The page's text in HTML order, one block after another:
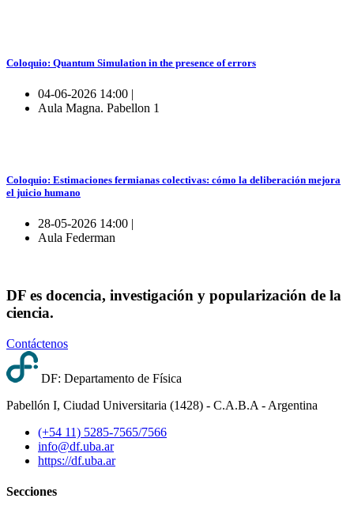
Coloquio: Quantum Simulation in the presence of errors
04-06-2026 14:00 |
Aula Magna. Pabellon 1
Coloquio: Estimaciones fermianas colectivas: cómo la deliberación mejora
el juicio humano
28-05-2026 14:00 |
Aula Federman
DF es docencia, investigación y popularización de la
ciencia.
Contáctenos
DF: Departamento de Física
Pabellón I, Ciudad Universitaria (1428) - C.A.B.A - Argentina
(+54 11) 5285-7565/7566
info@df.uba.ar
https://df.uba.ar
Secciones